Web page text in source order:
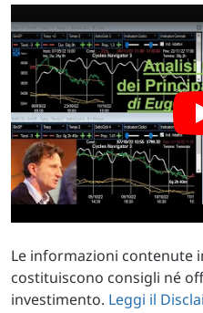
Le informazioni contenute
costituiscono consigli né
investimento. Leggi il